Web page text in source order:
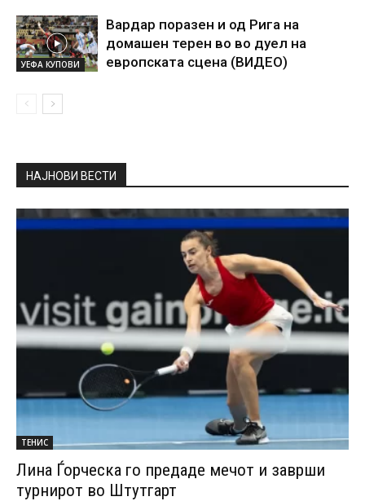
УЕФА КУПОВИ
Вардар поразен и од Рига на
домашен терен во во дуел на
европската сцена (ВИДЕО)
НАЈНОВИ ВЕСТИ
ТЕНИС
Лина Ѓорческа го предаде мечот и заврши
турнирот во Штутгарт